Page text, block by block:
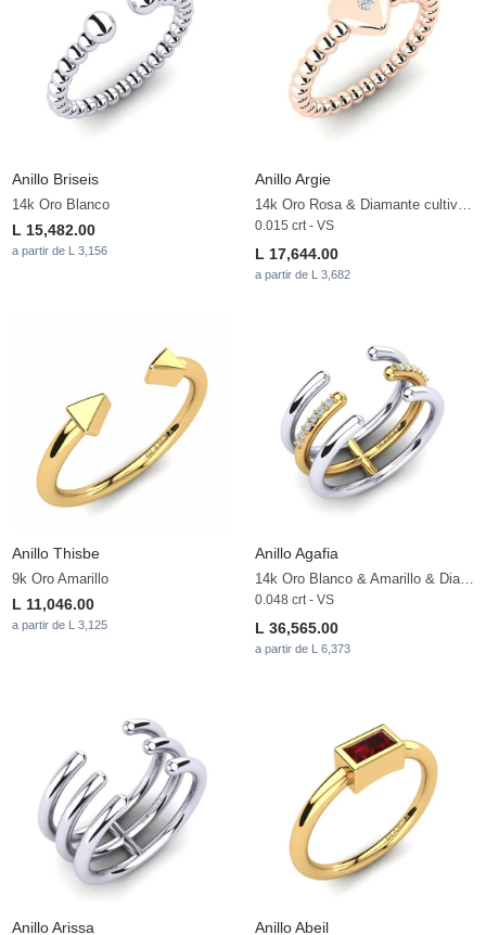
Anillo Briseis
14k Oro Blanco
L 15,482.00
a partir de L 3,156
Anillo Argie
14k Oro Rosa & Diamante cultivado en laboratorio
0.015 crt - VS
L 17,644.00
a partir de L 3,682
Anillo Thisbe
9k Oro Amarillo
L 11,046.00
a partir de L 3,125
Anillo Agafia
14k Oro Blanco & Amarillo & Diamante cultivado en laboratorio
0.048 crt - VS
L 36,565.00
a partir de L 6,373
Anillo Arissa Anillo Abeil